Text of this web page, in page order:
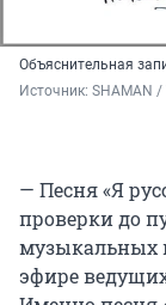
Объяснительная
Источник: SHAMAN /
— Песня «Я
проверки до
музыкальных
эфире